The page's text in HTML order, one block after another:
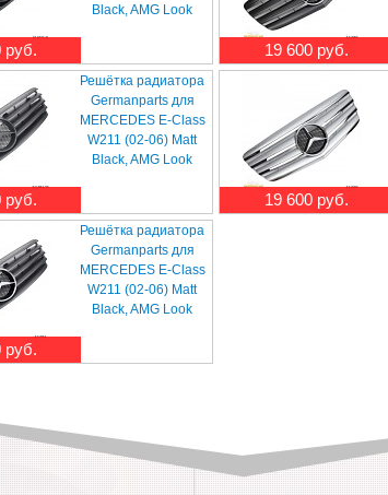
руб.
Black, AMG Look
19 600 руб.
руб.
Решётка радиатора
Germanparts для
MERCEDES E-Class
W211 (02-06) Matt
Black, AMG Look
19 600 руб.
руб.
Решётка радиатора
Germanparts для
MERCEDES E-Class
W211 (02-06) Matt
Black, AMG Look